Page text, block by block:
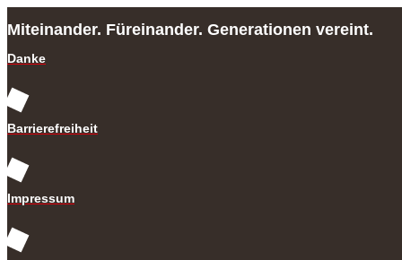
Miteinander. Füreinander. Generationen vereint.
Danke
Barrierefreiheit
Impressum